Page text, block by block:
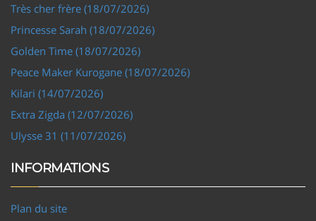
Très cher frère (18/07/2026)
Princesse Sarah (18/07/2026)
Golden Time (18/07/2026)
Peace Maker Kurogane (18/07/2026)
Kilari (14/07/2026)
Extra Zigda (12/07/2026)
Ulysse 31 (11/07/2026)
INFORMATIONS
Plan du site